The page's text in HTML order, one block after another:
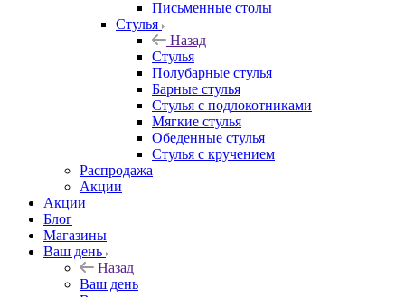
Письменные столы
Стулья
Назад
Стулья
Полубарные стулья
Барные стулья
Стулья с подлокотниками
Мягкие стулья
Обеденные стулья
Стулья с кручением
Распродажа
Акции
Акции
Блог
Магазины
Ваш день
Назад
Ваш день